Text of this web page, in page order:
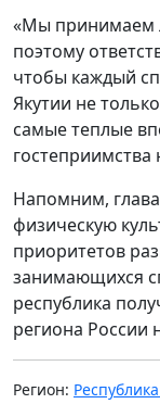
«Мы принимаем
поэтому
чтобы каждый
Якутии не
самые теплые
Напомним,
физическую
приоритетов
занимающихся
республика
региона России
Регион: